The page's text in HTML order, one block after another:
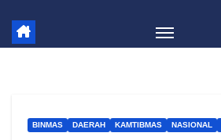
BINMAS DAERAH KAMTIBMAS NASIONAL